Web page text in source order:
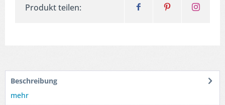
Produkt teilen:
Beschreibung
mehr